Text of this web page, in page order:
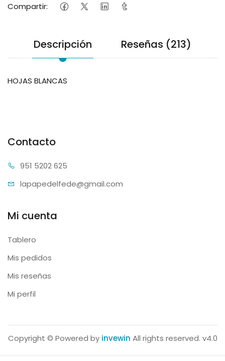
Compartir:
Descripción Reseñas (213)
HOJAS BLANCAS
Contacto
951 5202 625
lapapedelfede@gmail.com
Mi cuenta
Tablero
Mis pedidos
Mis reseñas
Mi perfil
Copyright © Powered by invewin All rights reserved. v4.0